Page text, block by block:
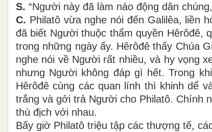
S. “Người này đã làm náo động dân
C. Philatô vừa nghe nói đến Galilêa, liền
đã biết Người thuộc thẩm quyền Hêrôđê,
trong những ngày ấy. Hêrôđê thấy Chúa
nghe nói về Người rất nhiều, và hy vọng
nhưng Người không đáp gì hết. Trong
Hêrôđê cùng các quan lính thì khinh dể
trắng và gởi trả Người cho Philatô. Chính
thù địch với nhau.
Bấy giờ Philatô triệu tập các thượng tế,